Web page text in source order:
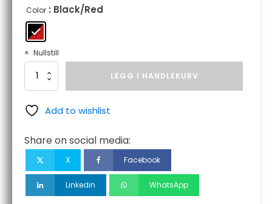
Color : Black/Red
Nullstill
DIONE
LEGG I HANDLEKURV
Add to wishlist
Share on social media:
X Facebook
Linkedin WhatsApp